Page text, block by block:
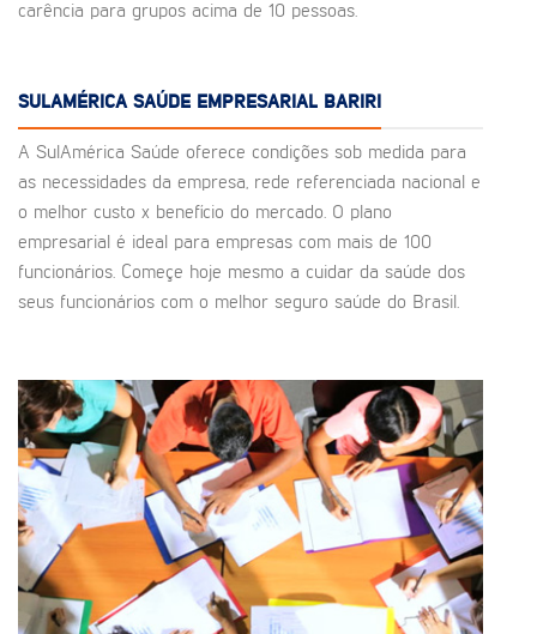
carência para grupos acima de 10 pessoas.
SULAMÉRICA SAÚDE EMPRESARIAL BARIRI
A SulAmérica Saúde oferece condições sob medida para
as necessidades da empresa, rede referenciada nacional e
o melhor custo x benefício do mercado. O plano
empresarial é ideal para empresas com mais de 100
funcionários. Começe hoje mesmo a cuidar da saúde dos
seus funcionários com o melhor seguro saúde do Brasil.